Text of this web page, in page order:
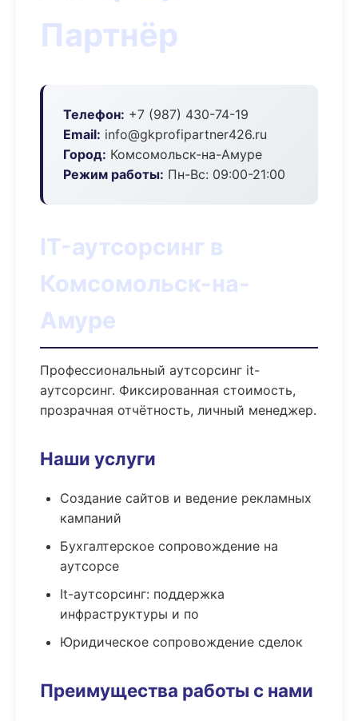
Партнёр
Телефон: +7 (987) 430-74-19
Email: info@gkprofipartner426.ru
Город: Комсомольск-на-Амуре
Режим работы: Пн-Вс: 09:00-21:00
IT-аутсорсинг в
Комсомольск-на-
Амуре
Профессиональный аутсорсинг it-
аутсорсинг. Фиксированная стоимость,
прозрачная отчётность, личный менеджер.
Наши услуги
Создание сайтов и ведение рекламных
кампаний
Бухгалтерское сопровождение на
аутсорсе
It-аутсорсинг: поддержка
инфраструктуры и по
Юридическое сопровождение сделок
Преимущества работы с нами